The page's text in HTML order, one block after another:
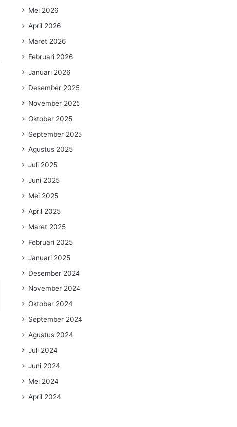
Mei 2026
April 2026
Maret 2026
Februari 2026
Januari 2026
Desember 2025
November 2025
Oktober 2025
September 2025
Agustus 2025
Juli 2025
Juni 2025
Mei 2025
April 2025
Maret 2025
Februari 2025
Januari 2025
Desember 2024
November 2024
Oktober 2024
September 2024
Agustus 2024
Juli 2024
Juni 2024
Mei 2024
April 2024